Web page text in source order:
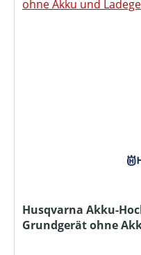
Husqvarna Akku-
Grundgerät ohne